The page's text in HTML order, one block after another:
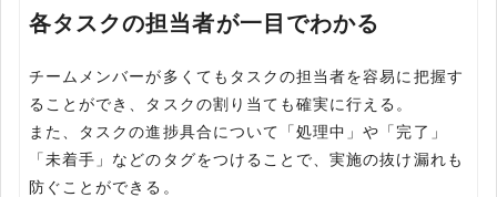
各タスクの担当者が一目でわかる
チームメンバーが多くてもタスクの担当者を容易に把握す
ることができ、タスクの割り当ても確実に行える。
また、タスクの進捗具合について「処理中」や「完了」
「未着手」などのタグをつけることで、実施の抜け漏れも
防ぐことができる。